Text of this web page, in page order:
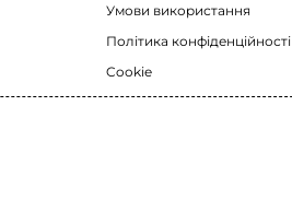
Умови використання
Політика конфіденційності
Cookie